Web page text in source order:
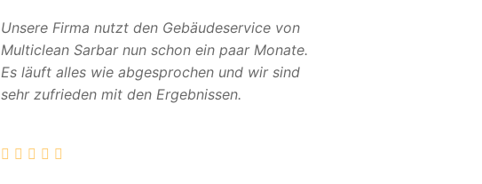
Unsere Firma nutzt den Gebäudeservice von
Multiclean Sarbar nun schon ein paar Monate.
Es läuft alles wie abgesprochen und wir sind
sehr zufrieden mit den Ergebnissen.